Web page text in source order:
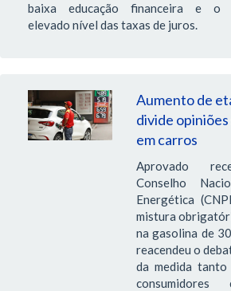
baixa educação financeira e o
elevado nível das taxas de juros.
Aumento de
divide
em carros
Aprovado
Conselho
Energética
mistura
na gasolina de
reacendeu o
da medida